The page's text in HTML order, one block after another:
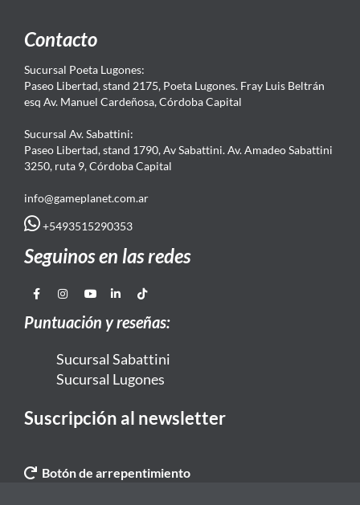
Contacto
Sucursal Poeta Lugones:
Paseo Libertad, stand 2175, Poeta Lugones. Fray Luis Beltrán
esq Av. Manuel Cardeñosa, Córdoba Capital
Sucursal Av. Sabattini:
Paseo Libertad, stand 1790, Av Sabattini. Av. Amadeo Sabattini
3250, ruta 9, Córdoba Capital
info@gameplanet.com.ar
+5493515290353
Seguinos en las redes
Puntuación y reseñas:
Sucursal Sabattini
Sucursal Lugones
Suscripción al newsletter
Botón de arrepentimiento